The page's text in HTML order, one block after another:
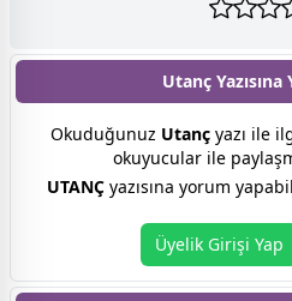
Utanç Yazısına
Okuduğunuz Utanç yazı ile
okuyucular ile
UTANÇ yazısına yorum
Üyelik Girişi Yap